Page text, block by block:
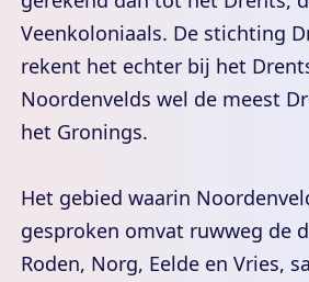
Veenkoloniaals. De stichting
rekent het echter bij het
Noordenvelds wel de meest
het Gronings.
Het gebied waarin
gesproken omvat ruwweg de
Roden, Norg, Eelde en Vries,